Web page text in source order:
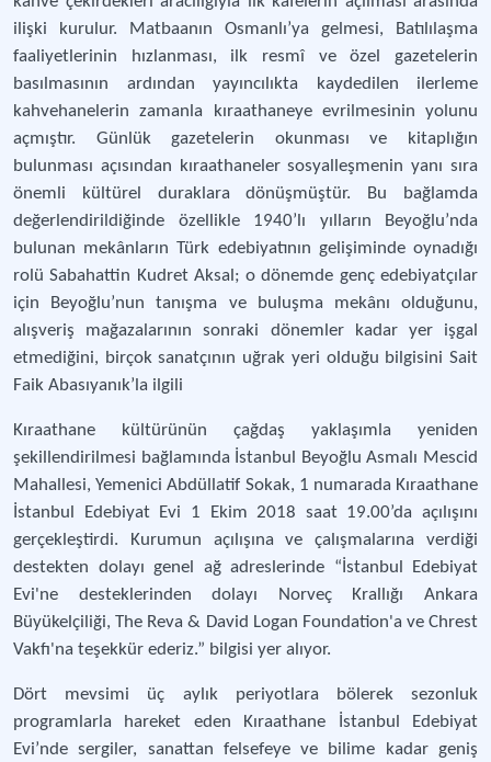
ilişki kurulur. Matbaanın Osmanlı’ya gelmesi, Batılılaşma
faaliyetlerinin hızlanması, ilk resmî ve özel gazetelerin
basılmasının ardından yayıncılıkta kaydedilen ilerleme
kahvehanelerin zamanla kıraathaneye evrilmesinin yolunu
açmıştır. Günlük gazetelerin okunması ve kitaplığın
bulunması açısından kıraathaneler sosyalleşmenin yanı sıra
önemli kültürel duraklara dönüşmüştür. Bu bağlamda
değerlendirildiğinde özellikle 1940’lı yılların Beyoğlu’nda
bulunan mekânların Türk edebiyatının gelişiminde oynadığı
rolü Sabahattin Kudret Aksal; o dönemde genç edebiyatçılar
için Beyoğlu’nun tanışma ve buluşma mekânı olduğunu,
alışveriş mağazalarının sonraki dönemler kadar yer işgal
etmediğini, birçok sanatçının uğrak yeri olduğu bilgisini Sait
Faik Abasıyanık’la ilgili
Kıraathane kültürünün çağdaş yaklaşımla yeniden
şekillendirilmesi bağlamında İstanbul Beyoğlu Asmalı Mescid
Mahallesi, Yemenici Abdüllatif Sokak, 1 numarada Kıraathane
İstanbul Edebiyat Evi 1 Ekim 2018 saat 19.00’da açılışını
gerçekleştirdi. Kurumun açılışına ve çalışmalarına verdiği
destekten dolayı genel ağ adreslerinde “İstanbul Edebiyat
Evi'ne desteklerinden dolayı Norveç Krallığı Ankara
Büyükelçiliği, The Reva & David Logan Foundation'a ve Chrest
Vakfı'na teşekkür ederiz.” bilgisi yer alıyor.
Dört mevsimi üç aylık periyotlara bölerek sezonluk
programlarla hareket eden Kıraathane İstanbul Edebiyat
Evi’nde sergiler, sanattan felsefeye ve bilime kadar geniş